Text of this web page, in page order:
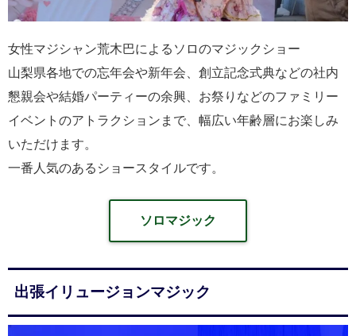
女性マジシャン荒木巴によるソロのマジックショー
山梨県各地での忘年会や新年会、創立記念式典などの社内
懇親会や結婚パーティーの余興、お祭りなどのファミリー
イベントのアトラクションまで、幅広い年齢層にお楽しみ
いただけます。
一番人気のあるショースタイルです。
ソロマジック
出張イリュージョンマジック